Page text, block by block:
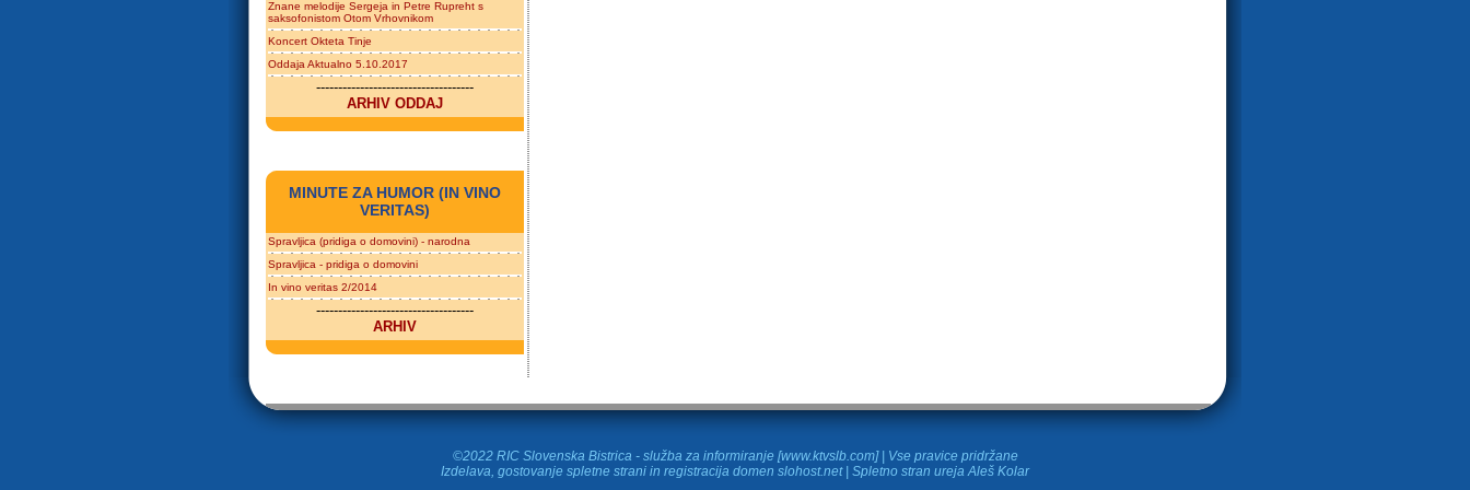
Znane melodije Sergeja in Petre Rupreht s
saksofonistom Otom Vrhovnikom
Koncert Okteta Tinje
Oddaja Aktualno 5.10.2017
------------------------------------
ARHIV ODDAJ
MINUTE ZA HUMOR (IN VINO
VERITAS)
Spravljica (pridiga o domovini) - narodna
Spravljica - pridiga o domovini
In vino veritas 2/2014
------------------------------------
ARHIV
©2022 RIC Slovenska Bistrica - služba za informiranje [www.ktvslb.com] | Vse pravice pridržane
Izdelava, gostovanje spletne strani in registracija domen slohost.net | Spletno stran ureja Aleš Kolar